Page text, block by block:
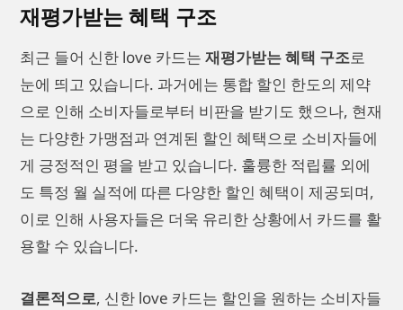
재평가받는 혜택 구조
최근 들어 신한 love 카드는 재평가받는 혜택 구조로
눈에 띄고 있습니다. 과거에는 통합 할인 한도의 제약
으로 인해 소비자들로부터 비판을 받기도 했으나, 현재
는 다양한 가맹점과 연계된 할인 혜택으로 소비자들에
게 긍정적인 평을 받고 있습니다. 훌륭한 적립률 외에
도 특정 월 실적에 따른 다양한 할인 혜택이 제공되며,
이로 인해 사용자들은 더욱 유리한 상황에서 카드를 활
용할 수 있습니다.
결론적으로, 신한 love 카드는 할인을 원하는 소비자들